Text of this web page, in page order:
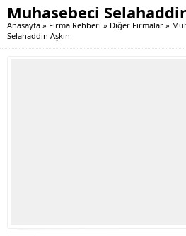
Muhasebeci
Anasayfa » Firma Rehberi » Diğer Firmalar »
Selahaddin Aşkın